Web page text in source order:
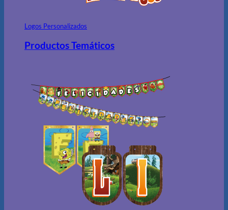
Logos Personalizados
Productos Temáticos